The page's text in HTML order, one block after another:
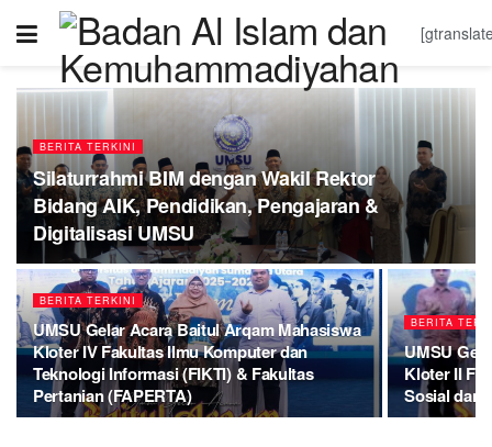
BERITA TERKINI
Silaturrahmi BIM dengan Wakil Rektor
Bidang AIK, Pendidikan, Pengajaran &
Digitalisasi UMSU
BERITA TERKINI
UMSU Gelar Acara Baitul Arqam Mahasiswa
Kloter IV Fakultas Ilmu Komputer dan
Teknologi Informasi (FIKTI) & Fakultas
Pertanian (FAPERTA)
BERITA
UMSU
Kloter II
Sosial dan